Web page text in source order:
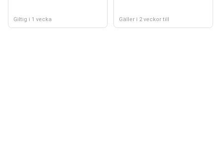
Giltig i 1 vecka Gäller i 2 veckor till